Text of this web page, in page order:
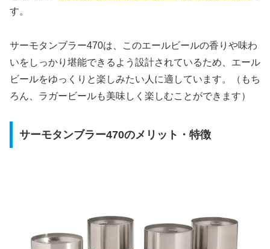
す。
サーモタンブラー470は、このエールビールの香りや味わ
いをしっかり堪能できるよう設計されているため、エール
ビールをゆっくりと楽しみたい人に適しています。（もち
ろん、ラガービールも美味しく楽しむことができます）
サーモタンブラー470のメリット・特徴